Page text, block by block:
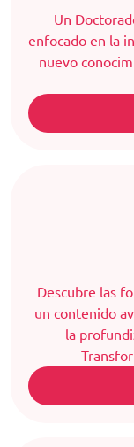
Un
enfocado en la
nuevo
Descubre las
un contenido
la